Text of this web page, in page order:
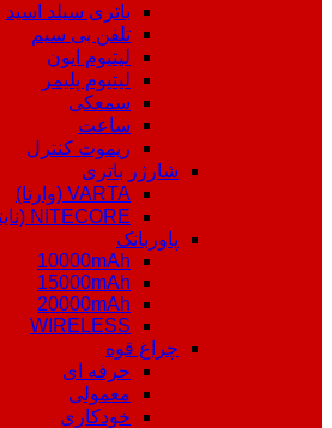
باتری سیلد اسید
تلفن بی سیم
لیتیوم ایون
لیتیوم پلیمر
سمعکی
ساعت
ریموت کنترل
شارژر باتری
VARTA (وارتا)
NITECORE (نایتکور)
پاوربانک
10000mAh
15000mAh
20000mAh
WIRELESS
چراغ قوه
حرفه ای
معمولی
خودکاری